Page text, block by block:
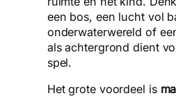
een bos, een lucht vol
onderwaterwereld of
als achtergrond dient
spel.
Het grote voordeel is